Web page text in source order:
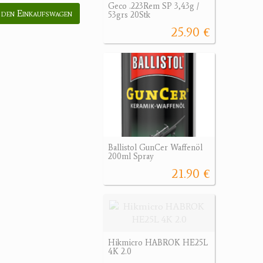
Einkaufswagen
Geco .223Rem SP 3,43g /
53grs 20Stk
25.90 €
Ballistol GunCer Waffenöl
200ml Spray
21.90 €
Hikmicro HABROK HE25L
4K 2.0